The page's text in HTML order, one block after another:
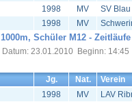
1998 MV
SV
1998 MV
1000m, Schüler M12 - Zeitläufe
Datum: 23.01.2010 Beginn: 14:45
Jg. Nat.
Verein
1998 MV
LAV